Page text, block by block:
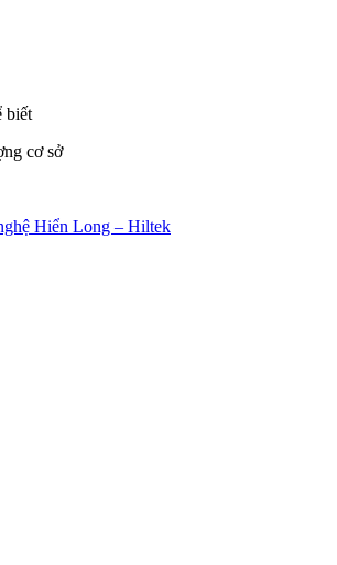
biết
cơ sở
Hiển Long – Hiltek